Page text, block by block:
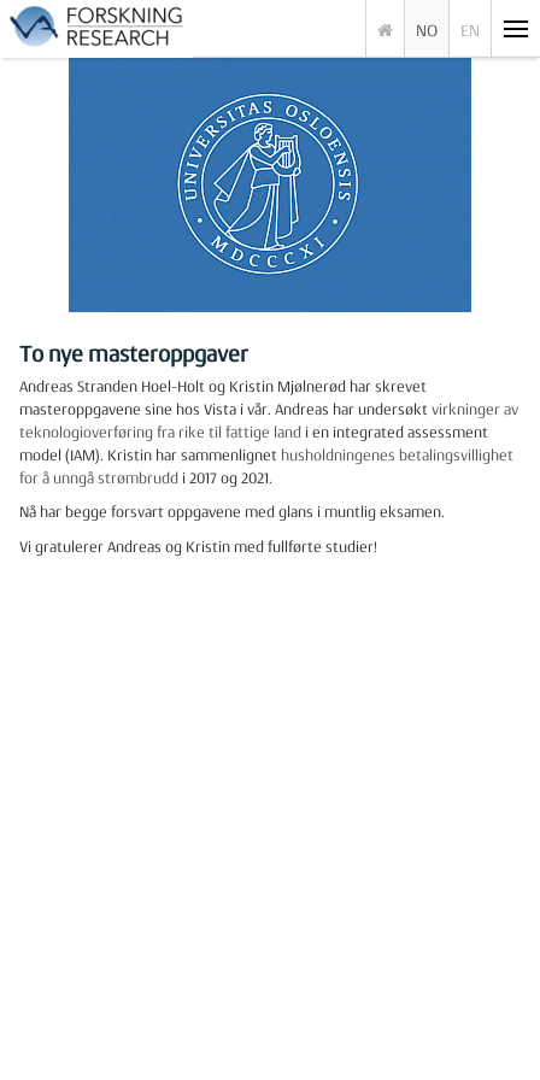
NO EN
To nye masteroppgaver
Andreas Stranden Hoel-Holt og Kristin Mjølnerød har skrevet
masteroppgavene sine hos Vista i vår. Andreas har undersøkt virkninger av
teknologioverføring fra rike til fattige land i en integrated assessment
model (IAM). Kristin har sammenlignet husholdningenes betalingsvillighet
for å unngå strømbrudd i 2017 og 2021.
Nå har begge forsvart oppgavene med glans i muntlig eksamen.
Vi gratulerer Andreas og Kristin med fullførte studier!